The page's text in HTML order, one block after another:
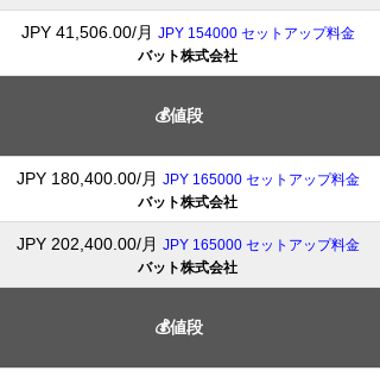
JPY 41,506.00/月 JPY 154000 セットアップ料金
バット株式会社
💰値段
JPY 180,400.00/月 JPY 165000 セットアップ料金
バット株式会社
JPY 202,400.00/月 JPY 165000 セットアップ料金
バット株式会社
💰値段